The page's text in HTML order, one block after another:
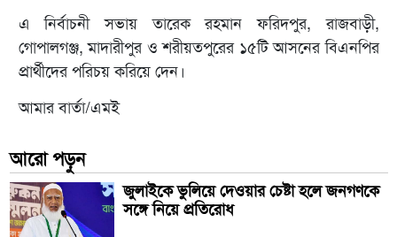
এ নির্বাচনী সভায় তারেক রহমান ফরিদপুর, রাজবাড়ী,
গোপালগঞ্জ, মাদারীপুর ও শরীয়তপুরের ১৫টি আসনের বিএনপির
প্রার্থীদের পরিচয় করিয়ে দেন।
আমার বার্তা/এমই
আরো পড়ুন
জুলাইকে ভুলিয়ে দেওয়ার চেষ্টা হলে জনগণকে
সঙ্গে নিয়ে প্রতিরোধ